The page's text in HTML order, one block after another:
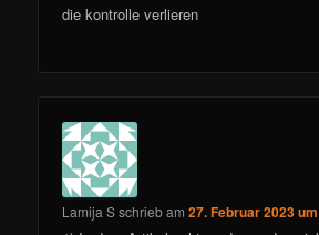
die kontrolle verlieren
Lamija Sschriebam27. Februar 2023